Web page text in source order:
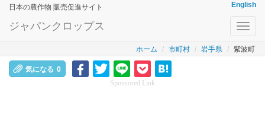
日本の農作物 販売促進サイト English
ジャパンクロップス
ホーム 市町村 岩手県 紫波町
気になる 0
Sponsored Link